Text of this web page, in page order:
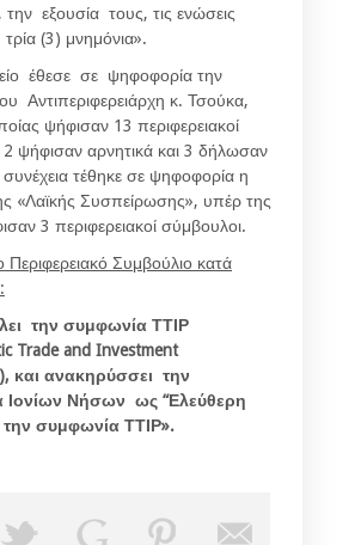
εξουσία τους, τις ενώσεις
(3) μνημόνια».
έθεσε σε ψηφοφορία την
Αντιπεριφερειάρχη κ. Τσούκα,
ψήφισαν 13 περιφερειακοί
ψήφισαν αρνητικά και 3 δήλωσαν
τέθηκε σε ψηφοφορία η
«Λαϊκής Συσπείρωσης», υπέρ της
3 περιφερειακοί σύμβουλοι.
Συμβούλιο κατά
την συμφωνία ΤΤΙΡ
Trade and Investment
και ανακηρύσσει την
Ιονίων Νήσων ως “Ελεύθερη
συμφωνία ΤΤΙΡ».